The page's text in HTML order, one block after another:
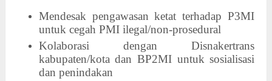
Mendesak pengawasan ketat terhadap P3MI
untuk cegah PMI ilegal/non-prosedural
Kolaborasi dengan Disnakertrans
kabupaten/kota dan BP2MI untuk sosialisasi
dan penindakan